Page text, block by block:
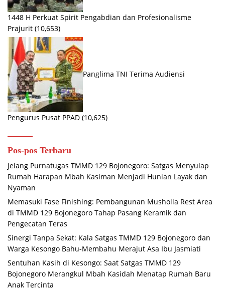
1448 H Perkuat Spirit Pengabdian dan Profesionalisme
Prajurit (10,653)
Panglima TNI Terima Audiensi
Pengurus Pusat PPAD (10,625)
Pos-pos Terbaru
Jelang Purnatugas TMMD 129 Bojonegoro: Satgas Menyulap
Rumah Harapan Mbah Kasiman Menjadi Hunian Layak dan
Nyaman
Memasuki Fase Finishing: Pembangunan Musholla Rest Area
di TMMD 129 Bojonegoro Tahap Pasang Keramik dan
Pengecatan Teras
Sinergi Tanpa Sekat: Kala Satgas TMMD 129 Bojonegoro dan
Warga Kesongo Bahu-Membahu Merajut Asa Ibu Jasmiati
Sentuhan Kasih di Kesongo: Saat Satgas TMMD 129
Bojonegoro Merangkul Mbah Kasidah Menatap Rumah Baru
Anak Tercinta